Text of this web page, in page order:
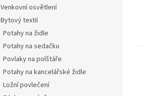
Venkovní osvětlení
Bytový textil
Potahy na židle
Potahy na sedačku
Povlaky na polštáře
Potahy na kancelářské židle
Ložní povlečení